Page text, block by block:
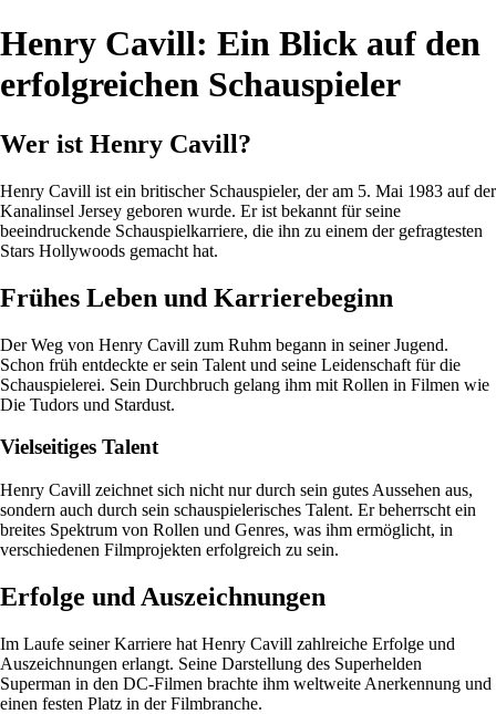
Henry Cavill: Ein Blick auf den
erfolgreichen Schauspieler
Wer ist Henry Cavill?
Henry Cavill ist ein britischer Schauspieler, der am 5. Mai 1983 auf der
Kanalinsel Jersey geboren wurde. Er ist bekannt für seine
beeindruckende Schauspielkarriere, die ihn zu einem der gefragtesten
Stars Hollywoods gemacht hat.
Frühes Leben und Karrierebeginn
Der Weg von Henry Cavill zum Ruhm begann in seiner Jugend.
Schon früh entdeckte er sein Talent und seine Leidenschaft für die
Schauspielerei. Sein Durchbruch gelang ihm mit Rollen in Filmen wie
Die Tudors und Stardust.
Vielseitiges Talent
Henry Cavill zeichnet sich nicht nur durch sein gutes Aussehen aus,
sondern auch durch sein schauspielerisches Talent. Er beherrscht ein
breites Spektrum von Rollen und Genres, was ihm ermöglicht, in
verschiedenen Filmprojekten erfolgreich zu sein.
Erfolge und Auszeichnungen
Im Laufe seiner Karriere hat Henry Cavill zahlreiche Erfolge und
Auszeichnungen erlangt. Seine Darstellung des Superhelden
Superman in den DC-Filmen brachte ihm weltweite Anerkennung und
einen festen Platz in der Filmbranche.